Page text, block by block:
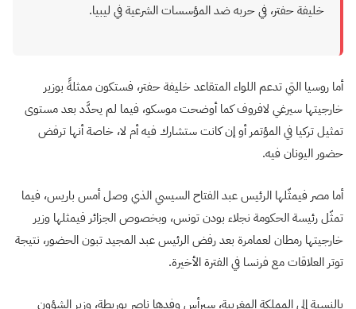
خليفة حفتر، في حربه ضد المؤسسات الشرعية في ليبيا.
أما روسيا التي تدعم اللواء المتقاعد خليفة حفتر، فستكون ممثلةً بوزير
خارجيتها سيرغي لافروف كما أوضحت موسكو، فيما لم يحدَّد بعد مستوى
تمثيل تركيا في المؤتمر أو إن كانت ستشارك فيه أم لا، خاصة أنها ترفض
حضور اليونان فيه.
أما مصر فيمثّلها الرئيس عبد الفتاح السيسي الذي وصل أمس باريس، فيما
تمثّل رئيسة الحكومة نجلاء بودن تونس، وبخصوص الجزائر فيمثلها وزير
خارجيتها رمطان لعمامرة بعد رفض الرئيس عبد المجيد تبون الحضور، نتيجة
توتر العلاقات مع فرنسا في الفترة الأخيرة.
بالنسبة إلى المملكة المغربية، سيرأس وفدها ناصر بوريطة، وزير الشؤون